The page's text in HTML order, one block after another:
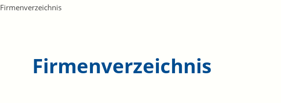
Firmenverzeichnis
Firmenverzeichnis